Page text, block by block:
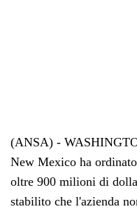
(ANSA) -
New Mexico ha
oltre 900 milioni di
stabilito che l'azienda